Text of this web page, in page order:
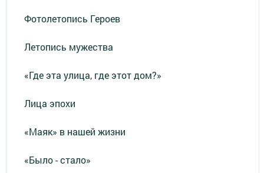
Фотолетопись Героев
Летопись мужества
«Где эта улица, где этот дом?»
Лица эпохи
«Маяк» в нашей жизни
«Было - стало»